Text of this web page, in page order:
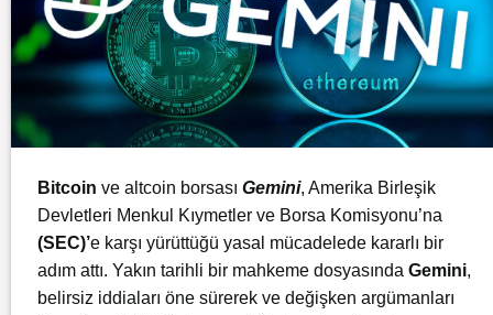
Bitcoin ve altcoin borsası Gemini, Amerika Birleşik
Devletleri Menkul Kıymetler ve Borsa Komisyonu’na
(SEC)’e karşı yürüttüğü yasal mücadelede kararlı bir
adım attı. Yakın tarihli bir mahkeme dosyasında Gemini,
belirsiz iddiaları öne sürerek ve değişken argümanları